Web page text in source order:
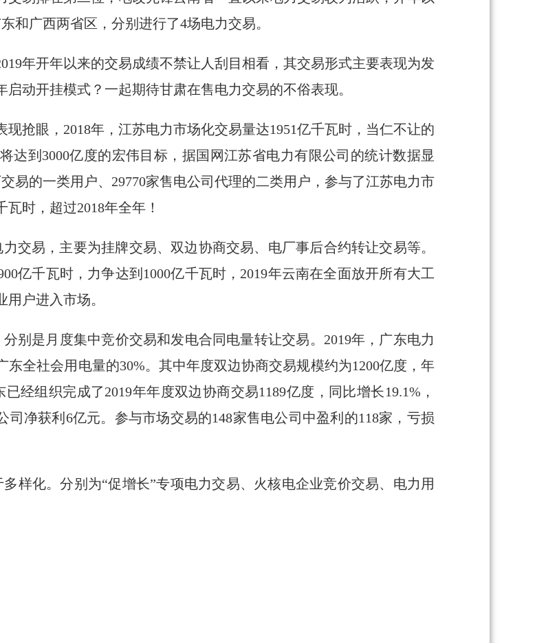
和广西两省区，分别进行了4场电力交易。
年开年以来的交易成绩不禁让人刮目相看，其交易形式主要表现为发
动开挂模式？一起期待甘肃在售电力交易的不俗表现。
抢眼，2018年，江苏电力市场化交易量达1951亿千瓦时，当仁不让的
达到3000亿度的宏伟目标，据国网江苏省电力有限公司的统计数据显
易的一类用户、29770家售电公司代理的二类用户，参与了江苏电力市
时，超过2018年全年！
交易，主要为挂牌交易、双边协商交易、电厂事后合约转让交易等。
亿千瓦时，力争达到1000亿千瓦时，2019年云南在全面放开所有大工
户进入市场。
别是月度集中竞价交易和发电合同电量转让交易。2019年，广东电力
全社会用电量的30%。其中年度双边协商交易规模约为1200亿度，年
经组织完成了2019年年度双边协商交易1189亿度，同比增长19.1%，
司净获利6亿元。参与市场交易的148家售电公司中盈利的118家，亏损
样化。分别为“促增长”专项电力交易、火核电企业竞价交易、电力用